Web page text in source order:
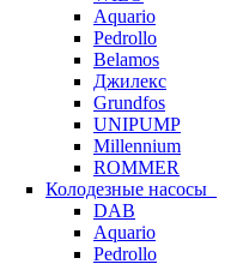
Aquario
Pedrollo
Belamos
Джилекс
Grundfos
UNIPUMP
Millennium
ROMMER
Колодезные насосы
DAB
Aquario
Pedrollo